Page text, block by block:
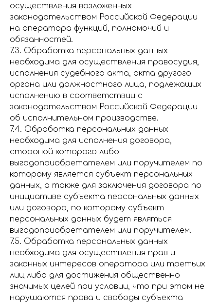
осуществления возложенных
законодательством Российской Федерации
на оператора функций, полномочий и
обязанностей.
7.3. Обработка персональных данных
необходима для осуществления правосудия,
исполнения судебного акта, акта другого
органа или должностного лица, подлежащих
исполнению в соответствии с
законодательством Российской Федерации
об исполнительном производстве.
7.4. Обработка персональных данных
необходима для исполнения договора,
стороной которого либо
выгодоприобретателем или поручителем по
которому является субъект персональных
данных, а также для заключения договора по
инициативе субъекта персональных данных
или договора, по которому субъект
персональных данных будет являться
выгодоприобретателем или поручителем.
7.5. Обработка персональных данных
необходима для осуществления прав и
законных интересов оператора или третьих
лиц либо для достижения общественно
значимых целей при условии, что при этом не
нарушаются права и свободы субъекта